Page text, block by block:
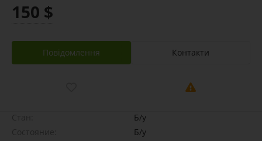
150 $
Повідомлення Контакти
Б/у
Б/у